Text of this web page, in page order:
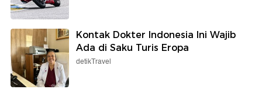
Kontak Dokter Indonesia Ini Wajib
Ada di Saku Turis Eropa
detikTravel